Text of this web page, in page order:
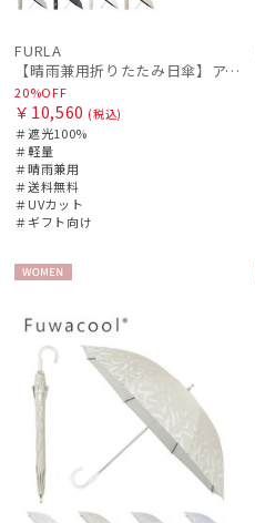
FURLA
【晴雨兼用折りたたみ日傘】アーチロゴ 遮光100％ UV100％ 晴雨兼用 軽量
20%OFF
￥10,560 (税込)
＃遮光100%
＃軽量
＃晴雨兼用
＃送料無料
＃UVカット
＃ギフト向け
N